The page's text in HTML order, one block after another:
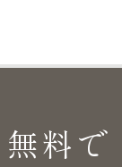
料で